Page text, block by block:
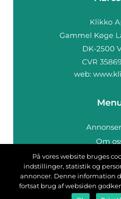
web:
Om
Kontakta
På vores website bruges
indstillinger, statistik og
annoncer. Denne information
fortsat brug af websiden